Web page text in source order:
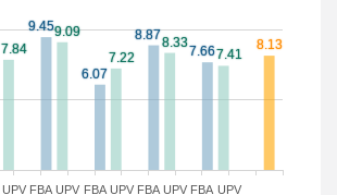
FBA FBA FBA FBA
UPV UPV UPV UPV UPV